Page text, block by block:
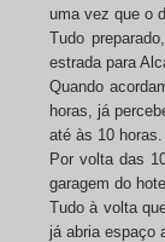
uma vez que o
Tudo
estrada para
Quando
horas, já
até às 10
Por volta das
garagem do
Tudo à volta
já abria espaço